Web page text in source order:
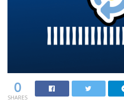
0
SHARES